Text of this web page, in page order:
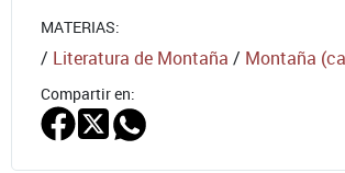
MATERIAS:
/ Literatura de Montaña / Montaña
Compartir en: